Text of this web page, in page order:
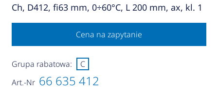
Ch, D412, fi63 mm, 0÷60°C, L 200 mm, ax, kl. 1
Cena na zapytanie
Art.-Nr 66 635 412
Grupa rabatowa: C